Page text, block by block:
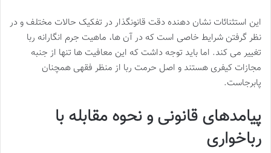
این استثنائات نشان دهنده دقت قانونگذار در تفکیک حالات مختلف و در
نظر گرفتن شرایط خاصی است که در آن ها، ماهیت جرم انگارانه ربا
تغییر می کند. اما باید توجه داشت که این معافیت ها تنها از جنبه
مجازات کیفری هستند و اصل حرمت ربا از منظر فقهی همچنان
پابرجاست.
پیامدهای قانونی و نحوه مقابله با
رباخواری